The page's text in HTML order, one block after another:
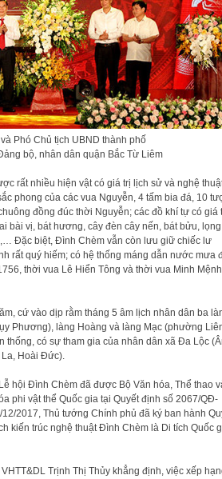
Phó Chủ tịch UBND thành phố
bộ, nhân dân quận Bắc Từ Liêm
rất nhiều hiện vật có giá trị lịch sử và nghệ
phong của các vua Nguyễn, 4 tấm bia đá, 10
đồng đúc thời Nguyễn; các đồ khí tự có giá
bài vị, bát hương, cây đèn cây nến, bát bửu,
Đặc biệt, Đình Chèm vẫn còn lưu giữ chiếc lư
rất quý hiếm; có hệ thống máng dẫn nước mưa
thời vua Lê Hiển Tông và thời vua Minh Mệnh
cứ vào dịp rằm tháng 5 âm lịch nhân dân ba
Phương), làng Hoàng và làng Mạc (phường
thống, có sự tham gia của nhân dân xã Đa Lộc
Hoài Đức).
hội Đình Chèm đã được Bộ Văn hóa, Thể thao
phi vật thể Quốc gia tại Quyết định số 2067/QĐ-
2017, Thủ tướng Chính phủ đã ký ban hành
kiến trúc nghệ thuật Đình Chèm là Di tích Quốc
Trịnh Thị Thủy khẳng định, việc xếp